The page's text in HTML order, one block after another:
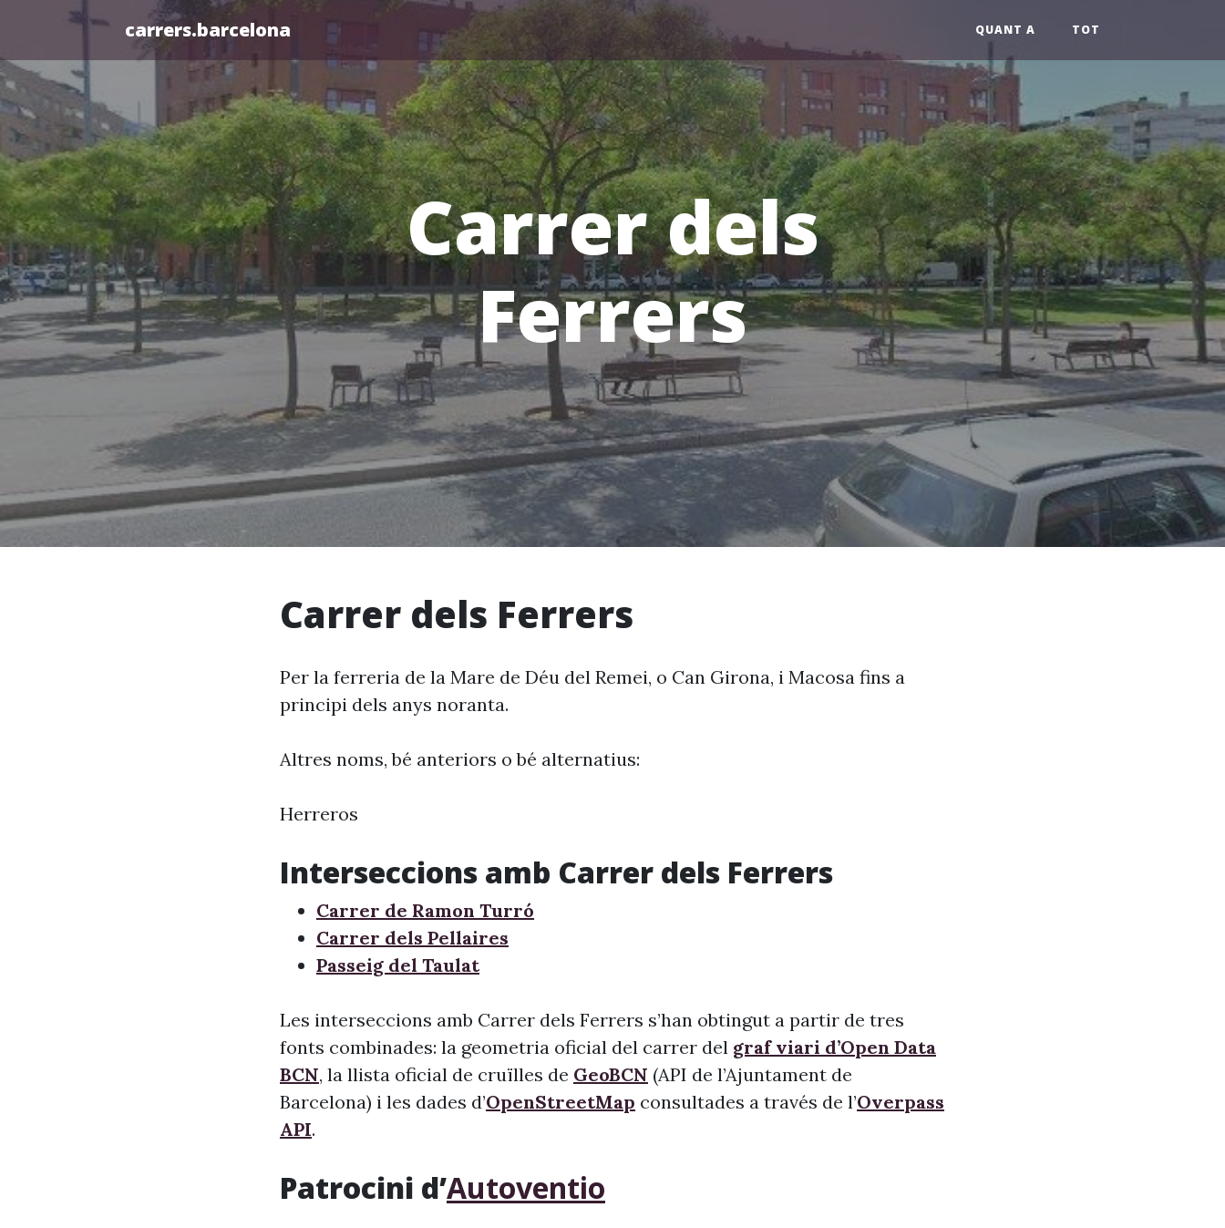
carrers.barcelona QUANT A TOT
Carrer dels
Ferrers
Carrer dels Ferrers
Per la ferreria de la Mare de Déu del Remei, o Can Girona, i Macosa fins a
principi dels anys noranta.
Altres noms, bé anteriors o bé alternatius:
Herreros
Interseccions amb Carrer dels Ferrers
Carrer de Ramon Turró
Carrer dels Pellaires
Passeig del Taulat
Les interseccions amb Carrer dels Ferrers s’han obtingut a partir de tres
fonts combinades: la geometria oficial del carrer del graf viari d’Open Data
BCN, la llista oficial de cruïlles de GeoBCN (API de l’Ajuntament de
Barcelona) i les dades d’OpenStreetMap consultades a través de l’Overpass
API.
Patrocini d’Autoventio